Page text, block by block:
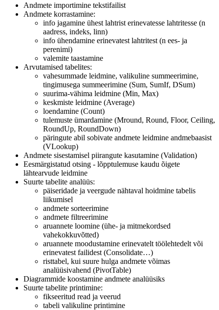
Andmete importimine tekstifailist
Andmete korrastamine:
info jagamine ühest lahtrist erinevatesse lahtritesse (n
aadress, indeks, linn)
info ühendamine erinevatest lahtritest (n ees- ja
perenimi)
valemite taastamine
Arvutamised tabelites:
vahesummade leidmine, valikuline summeerimine,
tingimusega summeerimine (Sum, SumIf, DSum)
suurima-vähima leidmine (Min, Max)
keskmiste leidmine (Average)
loendamine (Count)
tulemuste ümardamine (Mround, Round, Floor, Ceiling,
RoundUp, RoundDown)
päringute abil sobivate andmete leidmine andmebaasist
(VLookup)
Andmete sisestamisel piirangute kasutamine (Validation)
Eesmärgistatud otsing - lõpptulemuse kaudu õigete
lähtearvude leidmine
Suurte tabelite analüüs:
päiseridade ja veergude nähtaval hoidmine tabelis
liikumisel
andmete sorteerimine
andmete filtreerimine
aruannete loomine (ühe- ja mitmekordsed
vahekokkuvõtted)
aruannete moodustamine erinevatelt töölehtedelt või
erinevatest failidest (Consolidate…)
risttabel, kui suure hulga andmete võimas
analüüsivahend (PivotTable)
Diagrammide koostamine andmete analüüsiks
Suurte tabelite printimine:
fikseeritud read ja veerud
tabeli valikuline printimine